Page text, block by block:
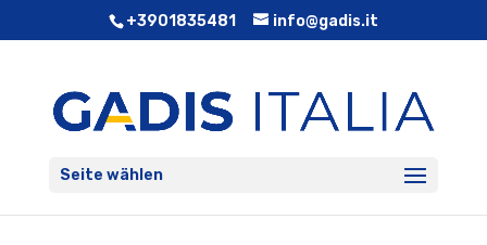
+3901835481 info@gadis.it
Seite wählen